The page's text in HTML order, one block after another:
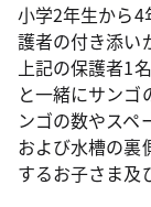
小学2年生から4
護者の付き添い
上記の保護者1
と一緒にサン
ンゴの数やスペ
および水槽の裏
するお子さま及